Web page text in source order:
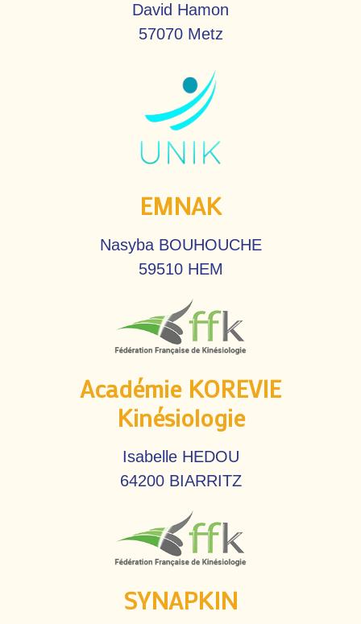
David Hamon
57070 Metz
EMNAK
Nasyba BOUHOUCHE
59510 HEM
Académie KOREVIE
Kinésiologie
Isabelle HEDOU
64200 BIARRITZ
SYNAPKIN